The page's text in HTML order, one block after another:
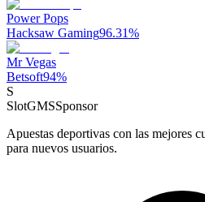
Power Pops
Hacksaw Gaming96.31%
Mr Vegas
Betsoft94%
S
SlotGMSSponsor
Apuestas deportivas con las mejores
para nuevos usuarios.